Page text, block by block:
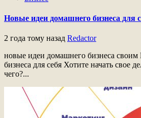
Новые идеи домашнего бизнеса для
2 года тому назад Redactor
новые идеи домашнего бизнеса
бизнеса для себя Хотите начать свое
чего?...